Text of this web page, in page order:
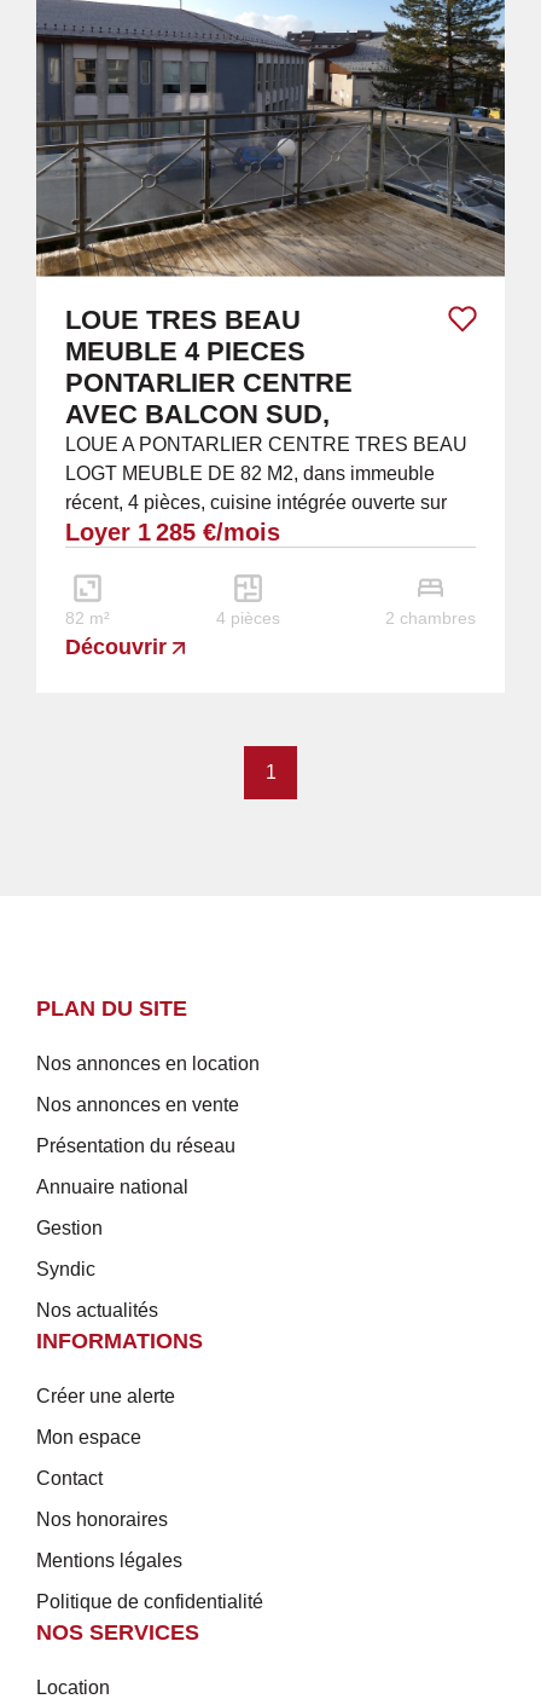
LOUE TRES BEAU
MEUBLE 4 PIECES
PONTARLIER CENTRE
AVEC BALCON SUD,
LOUE A PONTARLIER CENTRE TRES BEAU
LOGT MEUBLE DE 82 M2, dans immeuble
récent, 4 pièces, cuisine intégrée ouverte sur
pièce à vivre avec grand balcon exposé Sud, 2
Loyer 1 285 €/mois
82 m² 4 pièces 2 chambres
Découvrir
1
PLAN DU SITE
Nos annonces en location
Nos annonces en vente
Présentation du réseau
Annuaire national
Gestion
Syndic
Nos actualités
INFORMATIONS
Créer une alerte
Mon espace
Contact
Nos honoraires
Mentions légales
Politique de confidentialité
NOS SERVICES
Location